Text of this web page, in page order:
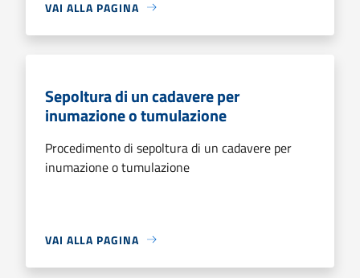
VAI ALLA PAGINA
Sepoltura di un cadavere per
inumazione o tumulazione
Procedimento di sepoltura di un cadavere per
inumazione o tumulazione
VAI ALLA PAGINA